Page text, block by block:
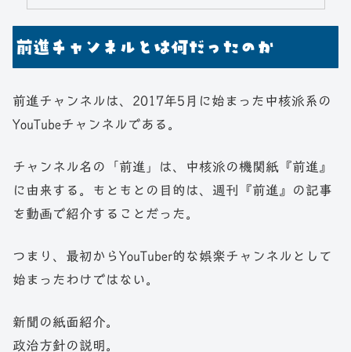
前進チャンネルとは何だったのか
前進チャンネルは、2017年5月に始まった中核派系の
YouTubeチャンネルである。
チャンネル名の「前進」は、中核派の機関紙『前進』
に由来する。もともとの目的は、週刊『前進』の記事
を動画で紹介することだった。
つまり、最初からYouTuber的な娯楽チャンネルとして
始まったわけではない。
新聞の紙面紹介。
政治方針の説明。